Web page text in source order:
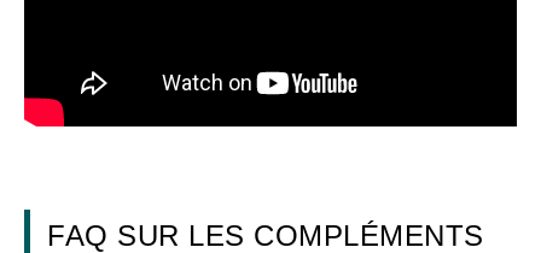
FAQ SUR LES COMPLÉMENTS